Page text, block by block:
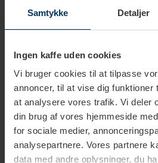
Samtykke Detaljer
Ingen kaffe uden cookies
Vi bruger cookies til at tilpasse
annoncer, til at vise dig funktioner
at analysere vores trafik. Vi deler
din brug af vores hjemmeside
for sociale medier,
analysepartnere. Vores partnere
data med andre oplysninger, du
brygningen, vægten vises.
nul.
Espresso-tilstand:
Auto-
starter, når væske rammer
vægten, vægten går i nul. Tryk
espressomaskinen for at
rammer koppen, starter
sætte timeren på pause. Fjern